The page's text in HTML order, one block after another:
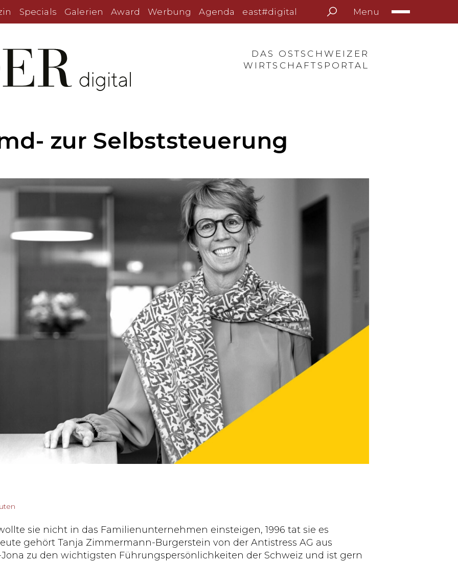
Specials Galerien Award Werbung Agenda east#digital Menu
DAS OSTSCHWEIZER
WIRTSCHAFTSPORTAL
zur Selbststeuerung
sie nicht in das Familienunternehmen einsteigen, 1996 tat sie es
gehört Tanja Zimmermann-Burgerstein von der Antistress AG aus
Jona zu den wichtigsten Führungspersönlichkeiten der Schweiz und ist gern